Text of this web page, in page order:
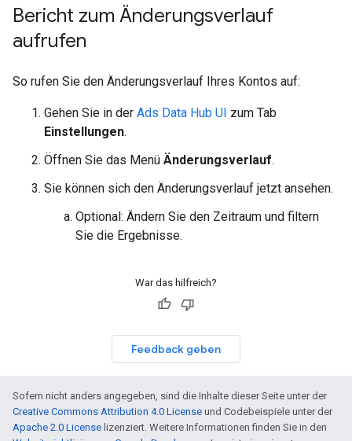
Bericht zum Änderungsverlauf
aufrufen
So rufen Sie den Änderungsverlauf Ihres Kontos auf:
Gehen Sie in der Ads Data Hub UI zum Tab
Einstellungen.
Öffnen Sie das Menü Änderungsverlauf.
Sie können sich den Änderungsverlauf jetzt ansehen.
Optional: Ändern Sie den Zeitraum und filtern
Sie die Ergebnisse.
War das hilfreich?
Feedback geben
Sofern nicht anders angegeben, sind die Inhalte dieser Seite unter der
Creative Commons Attribution 4.0 License und Codebeispiele unter der
Apache 2.0 License lizenziert. Weitere Informationen finden Sie in den